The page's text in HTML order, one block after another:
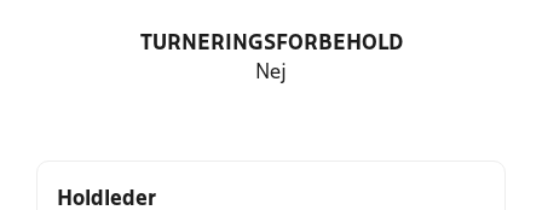
TURNERINGSFORBEHOLD
Nej
Holdleder